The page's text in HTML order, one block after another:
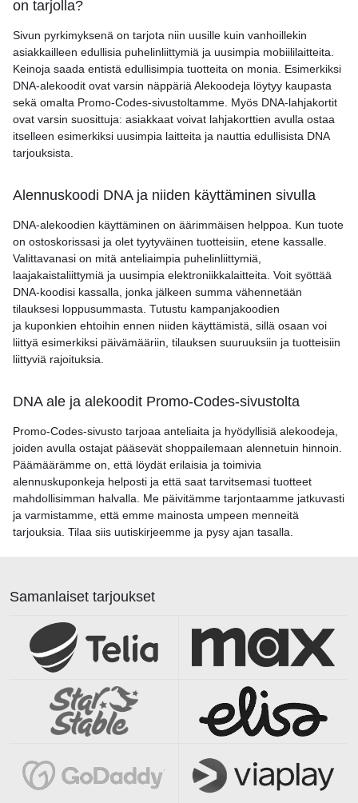
on tarjolla?
Sivun pyrkimyksenä on tarjota niin uusille kuin vanhoillekin
asiakkailleen edullisia puhelinliittymiä ja uusimpia mobiililaitteita.
Keinoja saada entistä edullisimpia tuotteita on monia. Esimerkiksi
DNA-alekoodit ovat varsin näppäriä Alekoodeja löytyy kaupasta
sekä omalta Promo-Codes-sivustoltamme. Myös DNA-lahjakortit
ovat varsin suosittuja: asiakkaat voivat lahjakorttien avulla ostaa
itselleen esimerkiksi uusimpia laitteita ja nauttia edullisista DNA
tarjouksista.
Alennuskoodi DNA ja niiden käyttäminen sivulla
DNA-alekoodien käyttäminen on äärimmäisen helppoa. Kun tuote
on ostoskorissasi ja olet tyytyväinen tuotteisiin, etene kassalle.
Valittavanasi on mitä anteliaimpia puhelinliittymiä,
laajakaistaliittymiä ja uusimpia elektroniikkalaitteita. Voit syöttää
DNA-koodisi kassalla, jonka jälkeen summa vähennetään
tilauksesi loppusummasta. Tutustu kampanjakoodien
ja kuponkien ehtoihin ennen niiden käyttämistä, sillä osaan voi
liittyä esimerkiksi päivämääriin, tilauksen suuruuksiin ja tuotteisiin
liittyviä rajoituksia.
DNA ale ja alekoodit Promo-Codes-sivustolta
Promo-Codes-sivusto tarjoaa anteliaita ja hyödyllisiä alekoodeja,
joiden avulla ostajat pääsevät shoppailemaan alennetuin hinnoin.
Päämäärämme on, että löydät erilaisia ja toimivia
alennuskuponkeja helposti ja että saat tarvitsemasi tuotteet
mahdollisimman halvalla. Me päivitämme tarjontaamme jatkuvasti
ja varmistamme, että emme mainosta umpeen menneitä
tarjouksia. Tilaa siis uutiskirjeemme ja pysy ajan tasalla.
Samanlaiset tarjoukset